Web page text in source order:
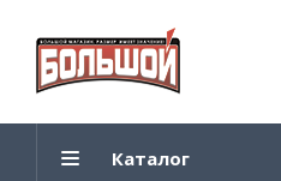
Каталог